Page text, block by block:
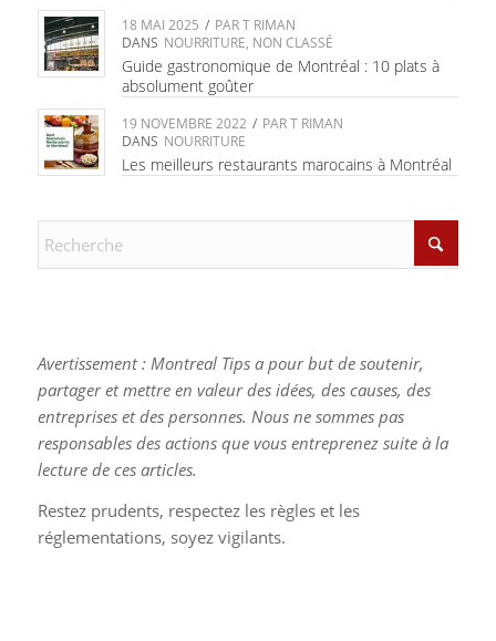
18 MAI 2025 / PART RIMAN
DANS NOURRITURE, NON CLASSÉ
Guide gastronomique de Montréal : 10 plats à
absolument goûter
19 NOVEMBRE 2022 / PART RIMAN
DANS NOURRITURE
Les meilleurs restaurants marocains à Montréal
Avertissement : Montreal Tips a pour but de soutenir,
partager et mettre en valeur des idées, des causes, des
entreprises et des personnes. Nous ne sommes pas
responsables des actions que vous entreprenez suite à la
lecture de ces articles.
Restez prudents, respectez les règles et les
réglementations, soyez vigilants.